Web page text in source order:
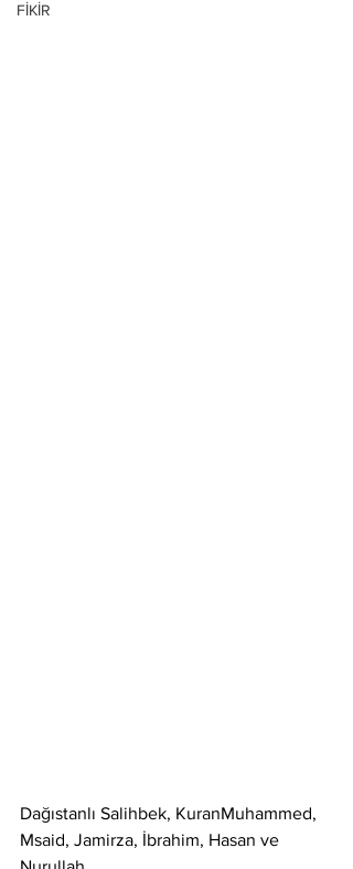
FİKİR
Dağıstanlı Salihbek, KuranMuhammed,
Msaid, Jamirza, İbrahim, Hasan ve